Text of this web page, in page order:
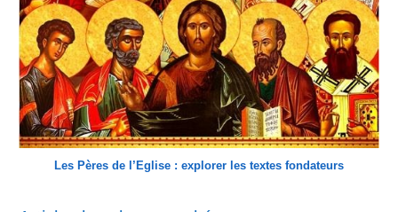
Les Pères de l’Eglise : explorer les textes fondateurs